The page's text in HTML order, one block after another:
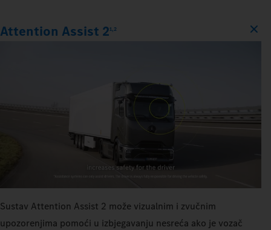
Attention Assist 21,2
Sustav Attention Assist 2 može vizualnim i zvučnim
upozorenjima pomoći u izbjegavanju nesreća ako je vozač